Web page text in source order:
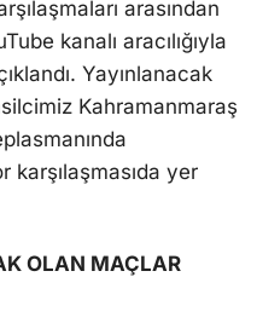
arasından
kanalı aracılığıyla
Yayınlanacak
Kahramanmaraş
karşılaşmasıda yer
OLAN MAÇLAR